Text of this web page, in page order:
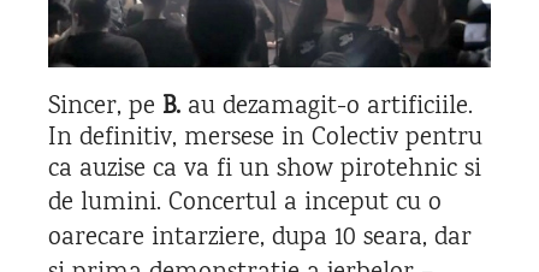
Sincer, pe B. au dezamagit-o artificiile.
In definitiv, mersese in Colectiv pentru
ca auzise ca va fi un show pirotehnic si
de lumini. Concertul a inceput cu o
oarecare intarziere, dupa 10 seara, dar